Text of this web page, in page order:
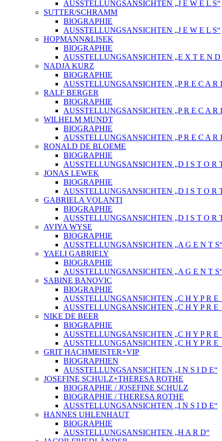
AUSSTELLUNGSANSICHTEN „J E W E L S“
SUTTER/SCHRAMM
BIOGRAPHIE
AUSSTELLUNGSANSICHTEN „J E W E L S“
HOPMANN&LISEK
BIOGRAPHIE
AUSSTELLUNGSANSICHTEN „E X T E N D
NADJA KURZ
BIOGRAPHIE
AUSSTELLUNGSANSICHTEN „P R E C A R
RALF BERGER
BIOGRAPHIE
AUSSTELLUNGSANSICHTEN „P R E C A R
WILHELM MUNDT
BIOGRAPHIE
AUSSTELLUNGSANSICHTEN „P R E C A R
RONALD DE BLOEME
BIOGRAPHIE
AUSSTELLUNGSANSICHTEN „D I S T O R
JONAS LEWEK
BIOGRAPHIE
AUSSTELLUNGSANSICHTEN „D I S T O R
GABRIELA VOLANTI
BIOGRAPHIE
AUSSTELLUNGSANSICHTEN „D I S T O R
AVIYA WYSE
BIOGRAPHIE
AUSSTELLUNGSANSICHTEN „A G E N T
YAELI GABRIELY
BIOGRAPHIE
AUSSTELLUNGSANSICHTEN „A G E N T
SABINE BANOVIC
BIOGRAPHIE
AUSSTELLUNGSANSICHTEN „C H Y P R
AUSSTELLUNGSANSICHTEN „C H Y P R
NIKE DE BEER
BIOGRAPHIE
AUSSTELLUNGSANSICHTEN „C H Y P R
AUSSTELLUNGSANSICHTEN „C H Y P R
GRIT HACHMEISTER+VIP
BIOGRAPHIEN
AUSSTELLUNGSANSICHTEN „I N S I D E“
JOSEFINE SCHULZ+THERESA ROTHE
BIOGRAPHIE / JOSEFINE SCHULZ
BIOGRAPHIE / THERESA ROTHE
AUSSTELLUNGSANSICHTEN „I N S I D E“
HANNES UHLENHAUT
BIOGRAPHIE
AUSSTELLUNGSANSICHTEN „H A R D“